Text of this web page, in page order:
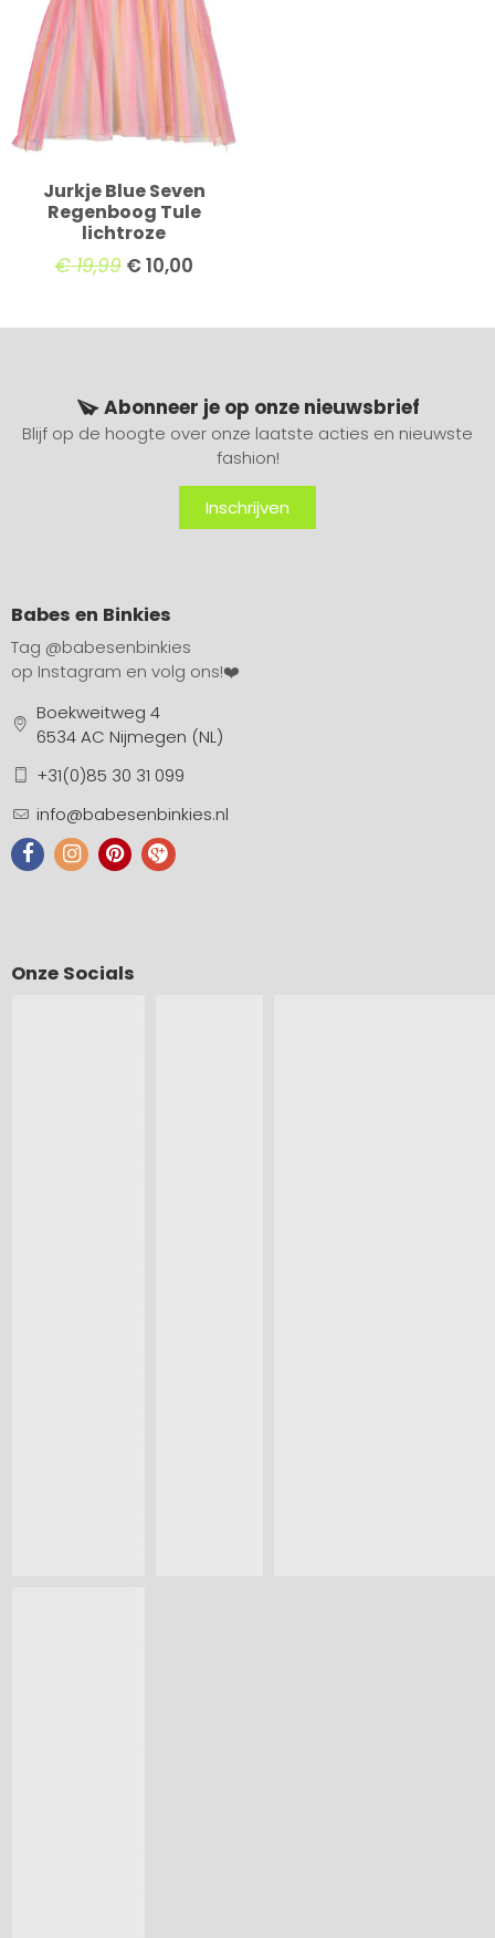
Jurkje Blue Seven
Regenboog Tule
lichtroze
€19,99 €10,00
Abonneer je op onze nieuwsbrief
Blijf op de hoogte over onze laatste acties en nieuwste
fashion!
Inschrijven
Babes en Binkies
Tag @babesenbinkies
op Instagram en volg ons!❤️
Boekweitweg 4
6534 AC Nijmegen (NL)
+31(0)85 30 31 099
info@babesenbinkies.nl
Onze Socials